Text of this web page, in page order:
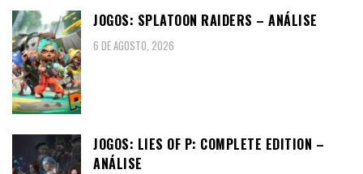
JOGOS: SPLATOON RAIDERS – ANÁLISE
6 DE AGOSTO, 2026
JOGOS: LIES OF P: COMPLETE EDITION –
ANÁLISE